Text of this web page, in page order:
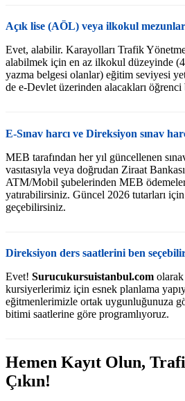
Açık lise (AÖL) veya ilkokul
Evet, alabilir. Karayolları Trafik
alabilmek için en az ilkokul düzeyinde
yazma belgesi olanlar) eğitim seviyesi
de e-Devlet üzerinden alacakları
E-Sınav harcı ve Direksiyon sınav
MEB tarafından her yıl güncellenen
vasıtasıyla veya doğrudan Ziraat
ATM/Mobil şubelerinden MEB
yatırabilirsiniz. Güncel 2026 tutarları
geçebilirsiniz.
Direksiyon ders saatlerini ben
Evet! Surucukursuistanbul.com olarak
kursiyerlerimiz için esnek planlama
eğitmenlerimizle ortak uygunluğunuza
bitimi saatlerine göre programlıyoruz.
Hemen Kayıt Olun,
Çıkın!